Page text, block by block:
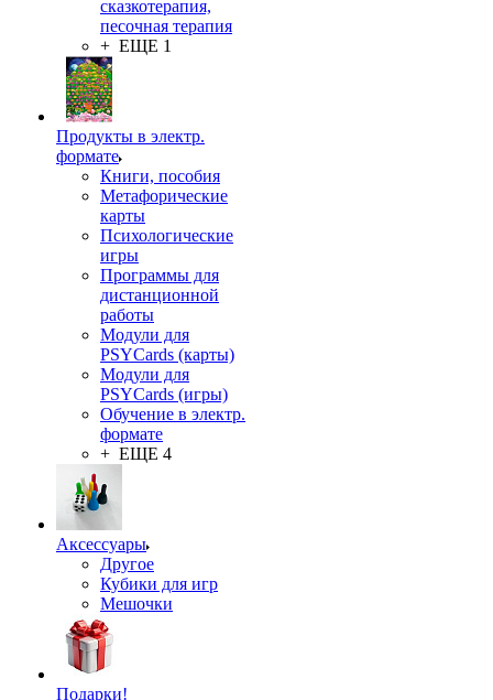
сказкотерапия,
песочная терапия
+ ЕЩЕ 1
Продукты в электр.
формате
Книги, пособия
Метафорические
карты
Психологические
игры
Программы для
дистанционной
работы
Модули для
PSYCards (карты)
Модули для
PSYCards (игры)
Обучение в электр.
формате
+ ЕЩЕ 4
Аксессуары
Другое
Кубики для игр
Мешочки
Подарки!